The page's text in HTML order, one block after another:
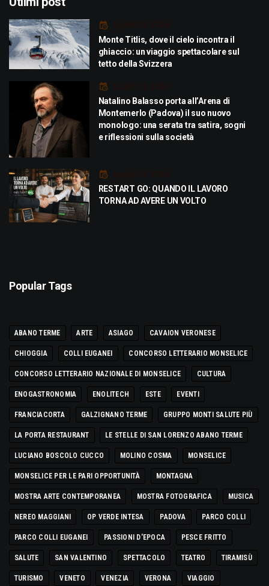
Luglio 29, 2026
Monte Titlis, dove il cielo incontra il
ghiaccio: un viaggio spettacolare sul
tetto della Svizzera
Luglio 21, 2026
Natalino Balasso porta all’Arena di
Montemerlo (Padova) il suo nuovo
monologo: una serata tra satira, sogni
e riflessioni sulla società
Luglio 21, 2026
RESTART GO: QUANDO IL LAVORO
TORNA AD AVERE UN VOLTO
Popular Tags
ABANO TERME ARTE ASIAGO CAVAION VERONESE
CHIOGGIA COLLI EUGANEI CONCORSO LETTERARIO MONSELICE
CONCORSO LETTERARIO NAZIONALE DI MONSELICE CULTURA
ENOGASTRONOMIA ENOLITECH ESTE EVENTI
FRANCIACORTA GALZIGNANO TERME GRUPPO MONTI SALUTE PIÙ
LA PORTA RESTAURANT LE STELLE DI SAN LORENZO ABANO TERME
LUCIANO BOSCOLO CUCCO MOLINO COSMA MONSELICE
MONSELICE PER LE PARI OPPORTUNITÀ MONTAGNA
MOSTRA ARTE CONTEMPORANEA MOSTRA FOTOGRAFICA MUSICA
NEREO MAGGIANI OP VERDE INTESA PADOVA PARCO COLLI
PARCO COLLI EUGANEI PASSIONI D'EPOCA PESCE FRITTO
SALUTE SAN VALENTINO SPETTACOLO TEATRO TIRAMISÙ
TURISMO VENETO VENEZIA VERONA VIAGGIO